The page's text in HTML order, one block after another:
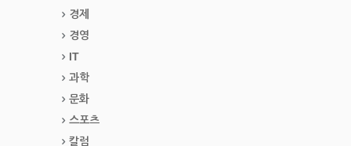
경제
경영
IT
과학
문화
스포츠
칼럼